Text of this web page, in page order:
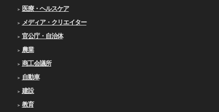
医療・ヘルスケア
メディア・クリエイター
官公庁・自治体
農業
商工会議所
自動車
建設
教育